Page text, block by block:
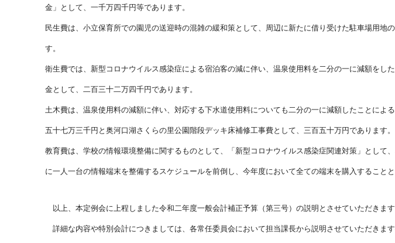
金」として、一千万四千円等であります。
民生費は、小立保育所での園児の送迎時の混雑の緩和策として、周辺に新たに借り受けた駐車場用地
す。
衛生費では、新型コロナウイルス感染症による宿泊客の減に伴い、温泉使用料を二分の一に減額をし
金として、二百三十二万四千円であります。
土木費は、温泉使用料の減額に伴い、対応する下水道使用料についても二分の一に減額したことによ
五十七万三千円と奥河口湖さくらの里公園階段デッキ床補修工事費として、三百五十万円であります。
教育費は、学校の情報環境整備に関するものとして、「新型コロナウイルス感染症関連対策」として
に一人一台の情報端末を整備するスケジュールを前倒し、今年度において全ての端末を購入すること
以上、本定例会に上程しました令和二年度一般会計補正予算（第三号）の説明とさせていただきます
詳細な内容や特別会計につきましては、各常任委員会において担当課長から説明させていただきま